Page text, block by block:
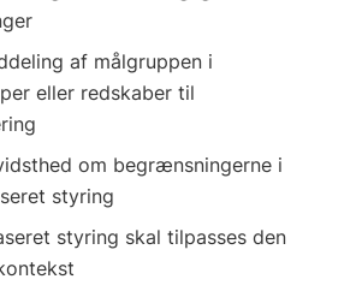
af målgruppen i
eller redskaber til
om begrænsningerne i
styring
styring skal tilpasses den